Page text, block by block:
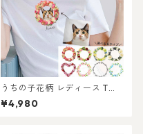
うちの子花柄 レディース Tシ
ャツ /オーダーメイド で作
る！ 猫好き犬好きの女性に！
¥4,980